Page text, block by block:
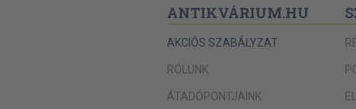
ANTIKVÁRIUM.HU
AKCIÓS SZABÁLYZAT
RÓLUNK
ÁTADÓPONTJAINK